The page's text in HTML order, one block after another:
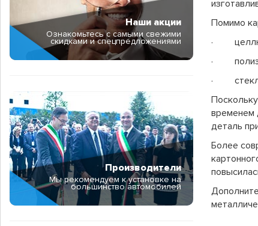
Наши акции
Ознакомьтесь с самыми свежими
скидками и спецпредложениями
Производители
Мы рекомендуем к установке на
большинство автомобилей
Помимо
·
·
·
временем
деталь
Более